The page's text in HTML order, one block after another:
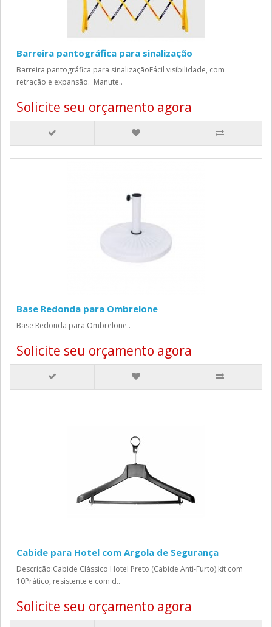
Barreira pantográfica para sinalização
Barreira pantográfica para sinalizaçãoFácil visibilidade, com
retração e expansão. Manute..
Solicite seu orçamento agora
Base Redonda para Ombrelone
Base Redonda para Ombrelone..
Solicite seu orçamento agora
Cabide para Hotel com Argola de Segurança
Descrição:Cabide Clássico Hotel Preto (Cabide Anti-Furto) kit com
10Prático, resistente e com d..
Solicite seu orçamento agora